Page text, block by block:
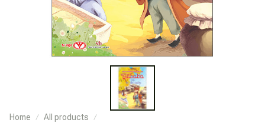
Home All products